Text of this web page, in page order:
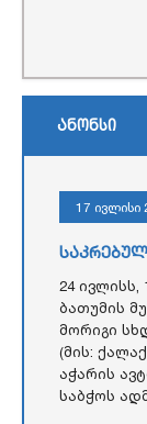
ანონსი
17 ივლისი
24
ბათუმის
მორიგი
(მის:
აჭარის
საბჭოს